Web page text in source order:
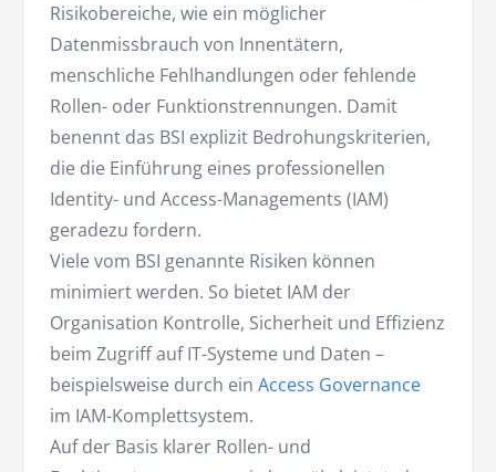
Risikobereiche, wie ein möglicher
Datenmissbrauch von Innentätern,
menschliche Fehlhandlungen oder fehlende
Rollen- oder Funktionstrennungen. Damit
benennt das BSI explizit Bedrohungskriterien,
die die Einführung eines professionellen
Identity- und Access-Managements (IAM)
geradezu fordern.
Viele vom BSI genannte Risiken können
minimiert werden. So bietet IAM der
Organisation Kontrolle, Sicherheit und Effizienz
beim Zugriff auf IT-Systeme und Daten –
beispielsweise durch ein Access Governance
im IAM-Komplettsystem.
Auf der Basis klarer Rollen- und